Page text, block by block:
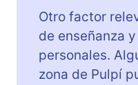
Otro factor
de enseñanza
personales.
zona de Pulpí